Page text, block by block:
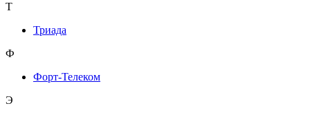
Т
Триада
Ф
Форт-Телеком
Э